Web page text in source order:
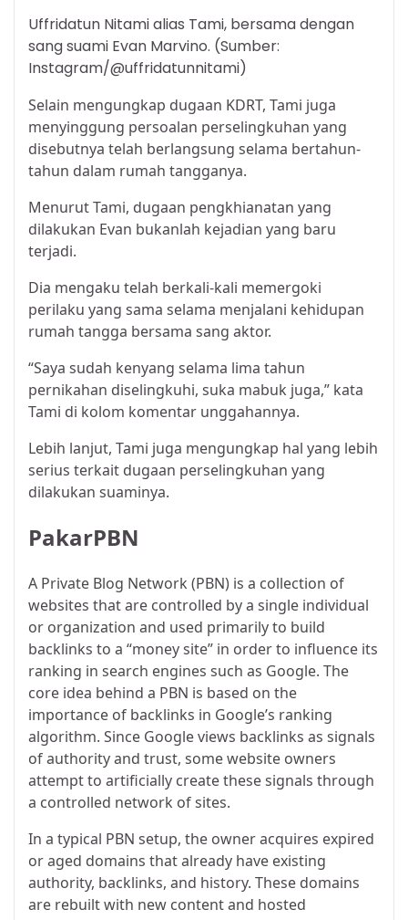
Uffridatun Nitami alias Tami, bersama dengan
sang suami Evan Marvino. (Sumber:
Instagram/@uffridatunnitami)
Selain mengungkap dugaan KDRT, Tami juga
menyinggung persoalan perselingkuhan yang
disebutnya telah berlangsung selama bertahun-
tahun dalam rumah tangganya.
Menurut Tami, dugaan pengkhianatan yang
dilakukan Evan bukanlah kejadian yang baru
terjadi.
Dia mengaku telah berkali-kali memergoki
perilaku yang sama selama menjalani kehidupan
rumah tangga bersama sang aktor.
“Saya sudah kenyang selama lima tahun
pernikahan diselingkuhi, suka mabuk juga,” kata
Tami di kolom komentar unggahannya.
Lebih lanjut, Tami juga mengungkap hal yang lebih
serius terkait dugaan perselingkuhan yang
dilakukan suaminya.
PakarPBN
A Private Blog Network (PBN) is a collection of
websites that are controlled by a single individual
or organization and used primarily to build
backlinks to a “money site” in order to influence its
ranking in search engines such as Google. The
core idea behind a PBN is based on the
importance of backlinks in Google’s ranking
algorithm. Since Google views backlinks as signals
of authority and trust, some website owners
attempt to artificially create these signals through
a controlled network of sites.
In a typical PBN setup, the owner acquires expired
or aged domains that already have existing
authority, backlinks, and history. These domains
are rebuilt with new content and hosted